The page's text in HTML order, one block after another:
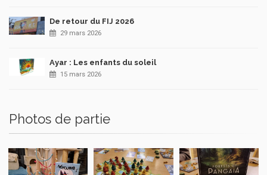
De retour du FIJ 2026
29 mars 2026
Ayar : Les enfants du soleil
15 mars 2026
Photos de partie